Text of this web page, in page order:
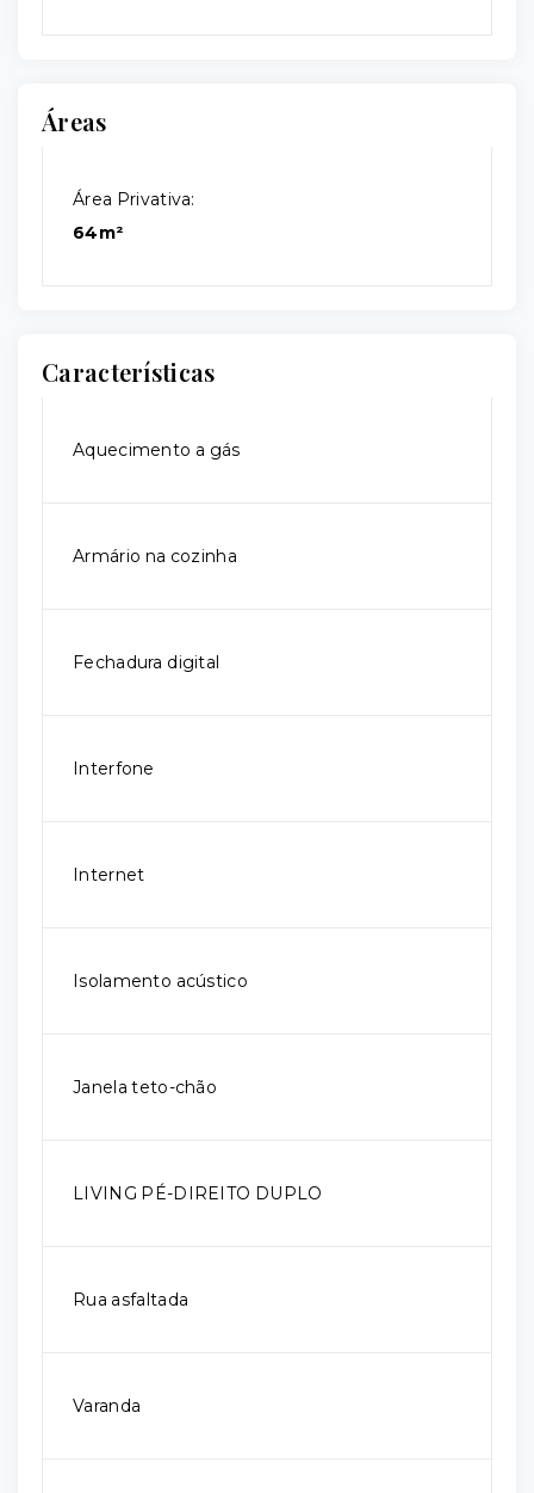
Áreas
Área Privativa:
64m²
Características
Aquecimento a gás
Armário na cozinha
Fechadura digital
Interfone
Internet
Isolamento acústico
Janela teto-chão
LIVING PÉ-DIREITO DUPLO
Rua asfaltada
Varanda